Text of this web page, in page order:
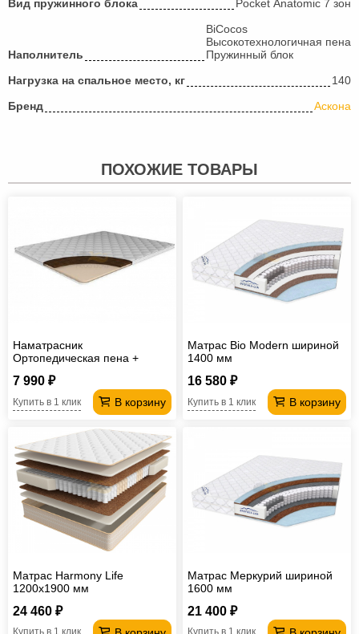
Вид пружинного блока
Pocket Anatomic 7 зон
Наполнитель
BiCocos
Высокотехнологичная пена
Пружинный блок
Нагрузка на спальное место, кг
140
Бренд
Аскона
ПОХОЖИЕ ТОВАРЫ
Наматрасник
Ортопедическая пена +
7 990 ₽
В корзину
Купить в 1 клик
Матрас Bio Modern шириной
1400 мм
16 580 ₽
В корзину
Купить в 1 клик
Матрас Harmony Life
1200х1900 мм
24 460 ₽
Купить в 1 клик
Матрас Меркурий шириной
1600 мм
21 400 ₽
Купить в 1 клик